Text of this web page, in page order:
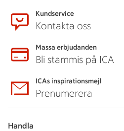
Kundservice
Kontakta oss
Massa erbjudanden
Bli stammis på ICA
ICAs inspirationsmejl
Prenumerera
Handla